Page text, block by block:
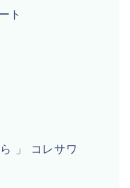
ト
」 コレサワ